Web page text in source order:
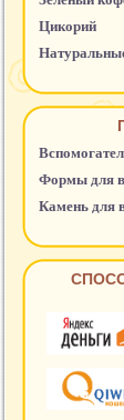
Цикорий
Формы для
Камень для